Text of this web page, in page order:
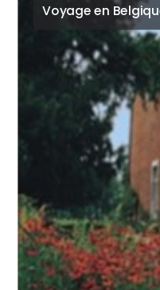
Voyage en